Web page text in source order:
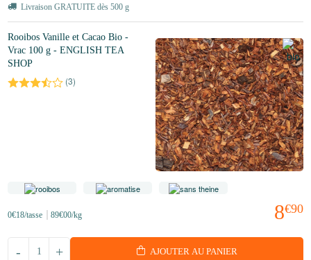
Livraison GRATUITE dès 500 g
Rooibos Vanille et Cacao Bio -
Vrac 100 g - ENGLISH TEA
SHOP
(3)
8€90
0€18/tasse 89€00/kg
+
- AJOUTER AU PANIER